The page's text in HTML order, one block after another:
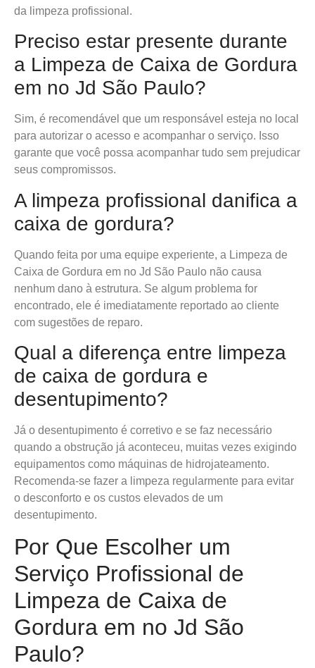
da limpeza profissional.
Preciso estar presente durante
a Limpeza de Caixa de Gordura
em no Jd São Paulo?
Sim, é recomendável que um responsável esteja no local
para autorizar o acesso e acompanhar o serviço. Isso
garante que você possa acompanhar tudo sem prejudicar
seus compromissos.
A limpeza profissional danifica a
caixa de gordura?
Quando feita por uma equipe experiente, a Limpeza de
Caixa de Gordura em no Jd São Paulo não causa
nenhum dano à estrutura. Se algum problema for
encontrado, ele é imediatamente reportado ao cliente
com sugestões de reparo.
Qual a diferença entre limpeza
de caixa de gordura e
desentupimento?
Já o desentupimento é corretivo e se faz necessário
quando a obstrução já aconteceu, muitas vezes exigindo
equipamentos como máquinas de hidrojateamento.
Recomenda-se fazer a limpeza regularmente para evitar
o desconforto e os custos elevados de um
desentupimento.
Por Que Escolher um
Serviço Profissional de
Limpeza de Caixa de
Gordura em no Jd São
Paulo?